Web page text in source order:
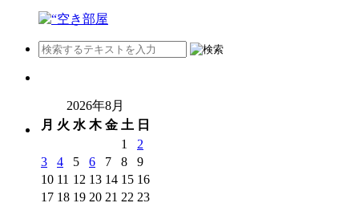
2026年8月
月 火 水 木 金 土 日
1
2
3
4 5 6 7 8
9
10 11 12 13 14 15 16
17 18 19 20 21 22 23